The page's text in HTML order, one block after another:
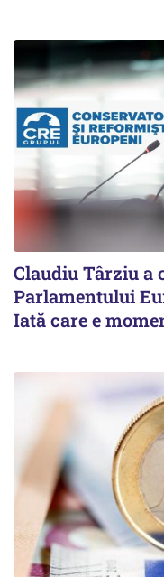
Claudiu Târziu a
Parlamentului
Iată care e